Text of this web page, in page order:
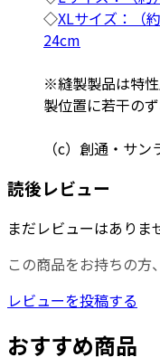
◇XLサイズ：（
24cm
※縫製製品は特
製位置に若干の
（c）創通・サン
読後レビュー
まだレビューはありま
この商品をお持ちの方
レビューを投稿する
おすすめ商品